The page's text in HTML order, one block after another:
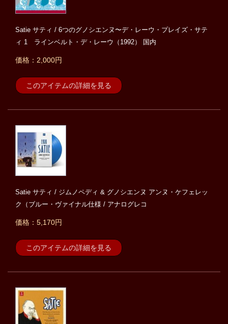
Satie サティ / 6つのグノシエンヌ〜デ・レーウ・プレイズ・サテ
ィ 1 ラインベルト・デ・レーウ（1992） 国内
価格：2,000円
このアイテムの詳細を見る
Satie サティ / ジムノペディ & グノシエンヌ アンヌ・ケフェレッ
ク（ブルー・ヴァイナル仕様 / アナログレコ
価格：5,170円
このアイテムの詳細を見る